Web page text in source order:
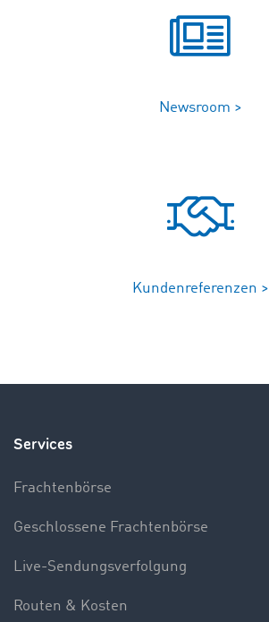
Newsroom >
Kundenreferenzen >
Services
Frachtenbörse
Geschlossene Frachtenbörse
Live-Sendungsverfolgung
Routen & Kosten